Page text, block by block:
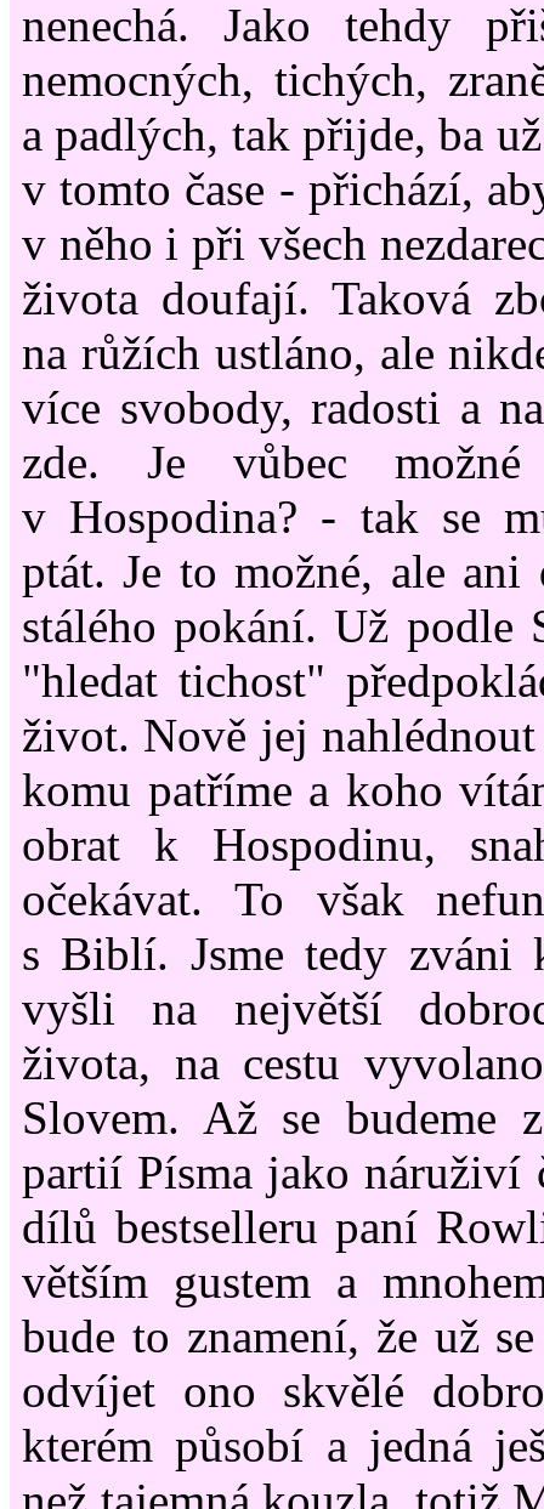
nenechá. Jako tehdy
nemocných, tichých,
a padlých, tak přijde, ba
v tomto čase - přichází,
v něho i při všech
života doufají. Taková
na růžích ustláno, ale
více svobody, radosti a
zde. Je vůbec
v Hospodina? - tak se
ptát. Je to možné, ale ani
stálého pokání. Už podle
"hledat tichost"
život. Nově jej
komu patříme a koho
obrat k Hospodinu,
očekávat. To však
s Biblí. Jsme tedy zváni
vyšli na největší
života, na cestu
Slovem. Až se budeme
partií Písma jako náruživí
dílů bestselleru paní
větším gustem a
bude to znamení, že už
odvíjet ono skvělé
kterém působí a jedná